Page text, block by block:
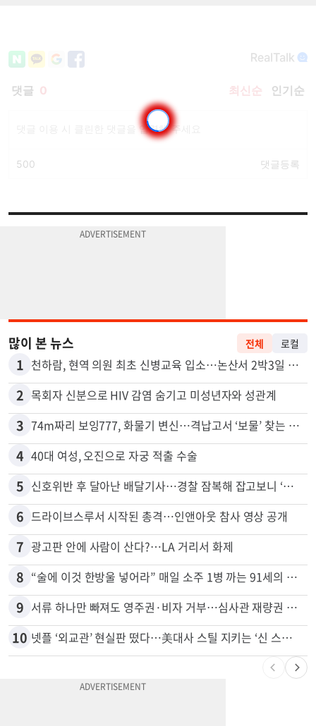
많이 본 뉴스 전체 로컬
1 천하람, 현역 의원 최초 신병교육 입소…논산서 2박3일 생활
2 목회자 신분으로 HIV 감염 숨기고 미성년자와 성관계
3 74m짜리 보잉777, 화물기 변신…격납고서 ‘보물’ 찾는 인천공항
4 40대 여성, 오진으로 자궁 적출 수술
5 신호위반 후 달아난 배달기사…경찰 잠복해 잡고보니 ‘반전’
6 드라이브스루서 시작된 총격…인앤아웃 참사 영상 공개
7 광고판 안에 사람이 산다?…LA 거리서 화제
8 “술에 이것 한방울 넣어라” 매일 소주 1병 까는 91세의 철칙
9 서류 하나만 빠져도 영주권·비자 거부…심사관 재량권 대폭 확대
10 넷플 ‘외교관’ 현실판 떴다…美대사 스틸 지키는 ‘신 스틸러’